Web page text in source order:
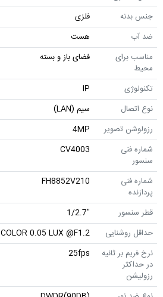
جنس بدنه
فلزی
ضد آب
هست
مناسب برای
محیط
فضای باز و بسته
تکنولوژی
IP
نوع اتصال
سیم (LAN)
رزولوشن تصویر
4MP
شماره فنی
سنسور
CV4003
شماره فنی
پردازنده
FH8852V210
قطر سنسور
"1/2.7
حداقل روشنایی
COLOR 0.05 LUX @F1.2
نرخ فریم بر ثانیه
در حداکثر
رزولیشن
25fps